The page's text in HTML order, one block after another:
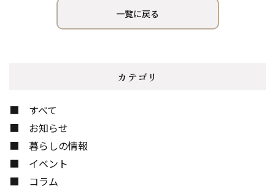
一覧に戻る
カテゴリ
すべて
お知らせ
暮らしの情報
イベント
コラム